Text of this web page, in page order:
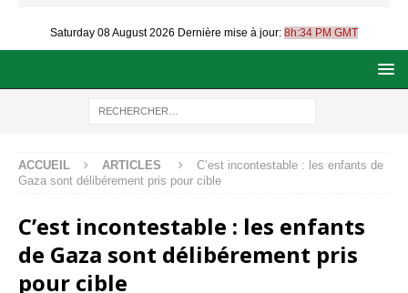
Saturday 08 August 2026 Dernière mise à jour: 8h:34 PM GMT
ACCUEIL ARTICLES
C’est incontestable : les enfants de
Gaza sont délibérement pris pour cible
C’est incontestable : les enfants
de Gaza sont délibérement pris
pour cible